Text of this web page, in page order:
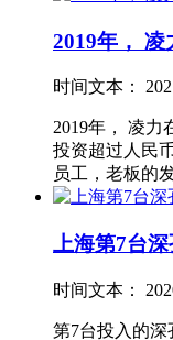
2019年，
时间文本：
2019年， 凌力
投资超过人民
员工，老板的
上海第7台
时间文本：
第7台投入的深